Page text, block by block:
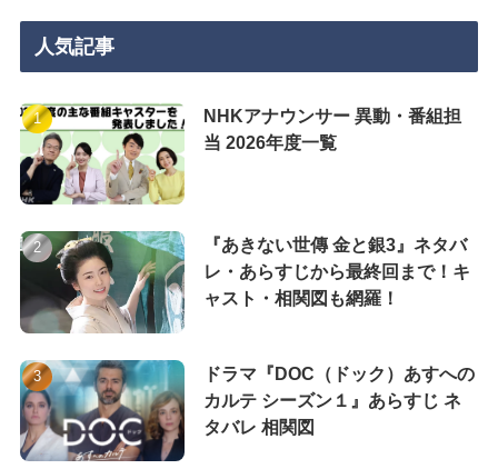
人気記事
NHKアナウンサー 異動・番組担
当 2026年度一覧
『あきない世傳 金と銀3』ネタバ
レ・あらすじから最終回まで！キ
ャスト・相関図も網羅！
ドラマ『DOC（ドック）あすへの
カルテ シーズン１』あらすじ ネ
タバレ 相関図